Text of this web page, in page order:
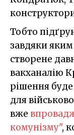
Тобто
завдяки яким
створене
вакханалію
рішення
для
вже
комунізму",